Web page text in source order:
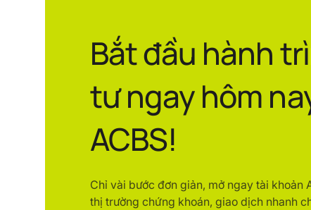
Bắt đầu hành
tư ngay hôm
ACBS!
Chỉ vài bước đơn giản, mở ngay tài khoản
thị trường chứng khoán, giao dịch nhanh